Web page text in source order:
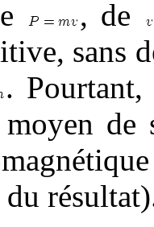
, de
sans
. Pourtant,
moyen